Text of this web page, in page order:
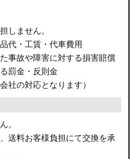
しません。
代・工賃・代車費用
事故や障害に対する損害賠償
罰金・反則金
社の対応となります）
。
送料お客様負担にて交換を承